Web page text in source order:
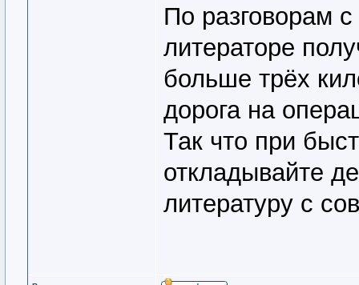
По разговорам
литераторе
больше трёх
дорога на
Так что при
откладывайте
литературу с